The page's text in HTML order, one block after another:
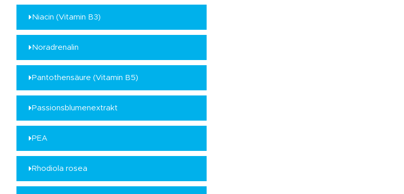
Niacin (Vitamin B3)
Noradrenalin
Pantothensäure (Vitamin B5)
Passionsblumenextrakt
PEA
Rhodiola rosea